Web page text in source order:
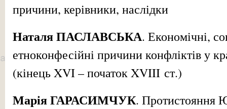
причини, керівники, наслідки
Наталя ПАСЛАВСЬКА. Економічні,
етноконфесійні причини конфліктів у
(кінець XVI– початокXVIII ст.)
Марія ГАРАСИМЧУК. Протистояння